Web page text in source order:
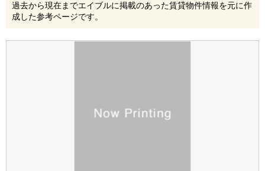
過去から現在までエイブルに掲載のあった賃貸物件情報を元に作
成した参考ページです。